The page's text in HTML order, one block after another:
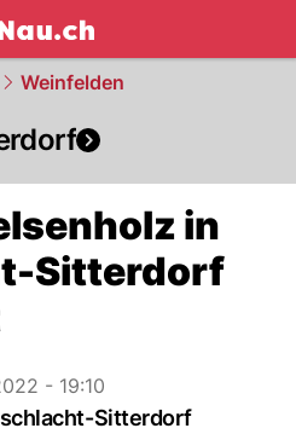
NAU.ch
Weinfelden
in
Sitterdorf
- 19:10
Sitterdorf